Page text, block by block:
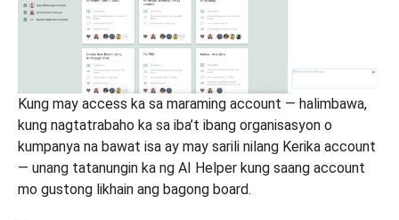
Kung may access ka sa maraming account — halimbawa,
kung nagtatrabaho ka sa iba’t ibang organisasyon o
kumpanya na bawat isa ay may sarili nilang Kerika account
— unang tatanungin ka ng AI Helper kung saang account
mo gustong likhain ang bagong board.